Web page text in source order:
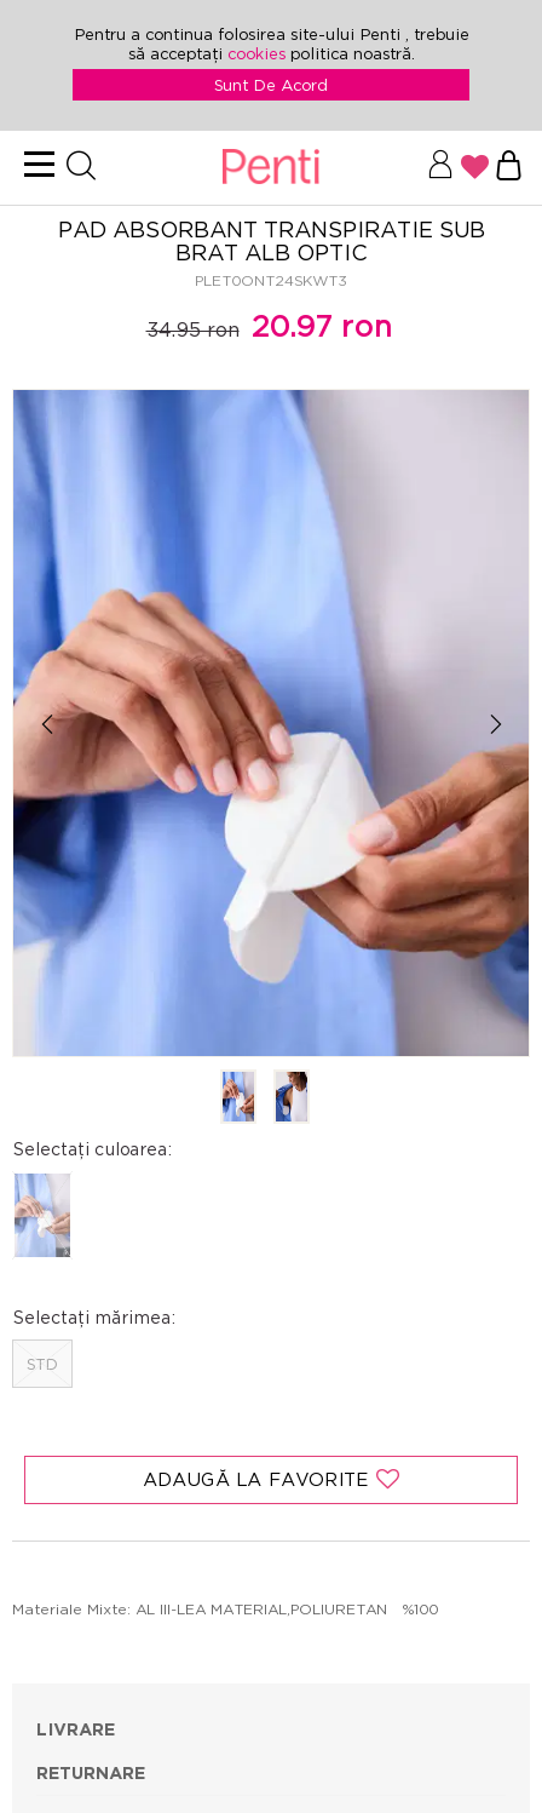
Pentru a continua folosirea site-ului Penti , trebuie
să acceptați cookies politica noastră.
Sunt De Acord
PAD ABSORBANT TRANSPIRATIE SUB
BRAT ALB OPTIC
PLET0ONT24SKWT3
34.95 ron 20.97 ron
Selectați culoarea:
Selectați mărimea:
STD
ADAUGĂ LA FAVORITE
Materiale Mixte: AL III-LEA MATERIAL,POLIURETAN %100
LIVRARE
RETURNARE